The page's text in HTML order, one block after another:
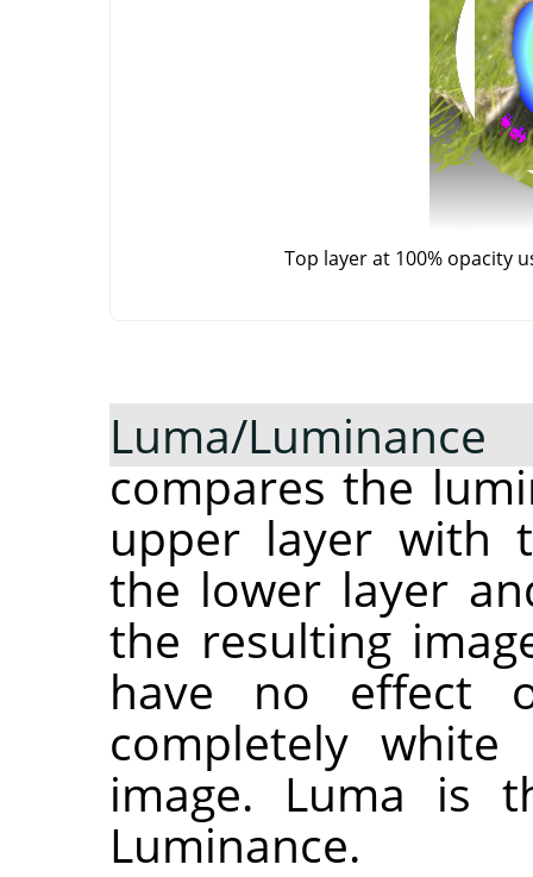
Top layer at 100% opacity
Luma/
compares the
upper layer with
the lower layer
the resulting
have no effect
completely
image. Luma is
Luminance.